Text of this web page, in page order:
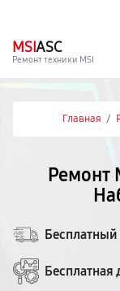
MSIASC
Ремонт техники MSI
Главная /
Ремонт
Бесплатный
Бесплатная